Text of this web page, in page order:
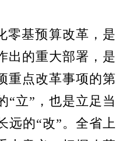
零基预算改革，是
出的重大部署，是
重点改革事项的第
“立”，也是立足当
远的“改”。全省上